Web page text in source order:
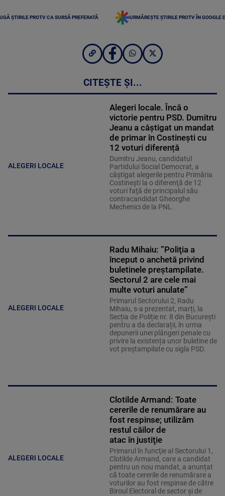
ȘTIRILE PROTV CA SURSĂ PREFERATĂ URMĂREȘTE ȘTIRILE PROTV ÎN GOOGLE
CITEȘTE ȘI...
ALEGERI LOCALE
Alegeri locale. Încă o
victorie pentru PSD. Dumitru
Jeanu a câștigat un mandat
de primar în Costinești cu
12 voturi diferență
Dumitru Jeanu, candidatul
Partidului Social Democrat, a
câştigat alegerile pentru Primăria
Costineşti la o diferenţă de 12
voturi faţă de principalul său
contracandidat Gheorghe
Mechenici de la PNL.
ALEGERI LOCALE
Radu Mihaiu: ”Poliţia a
început o anchetă privind
buletinele preştampilate.
Sectorul 2 are cele mai
multe voturi anulate”
Primarul Sectorului 2, Radu
Mihaiu, s-a prezentat, marți, la
Secția de Poliție nr. 8 din București
pentru a da declarații, în urma
depunerii unei plângeri penale cu
privire la existența unor buletine de
vot preștampilate cu sigla PSD.
ALEGERI LOCALE
Clotilde Armand: Toate
cererile de renumărare au
fost respinse; utilizăm
restul căilor de
atac în justiţie
Primarul în funcţie al Sectorului 1,
Clotilde Armand, care a candidat
pentru un nou mandat, a anunțat
că toate cererile de renumărare a
voturilor au fost respinse de către
Biroul Electoral de sector şi de